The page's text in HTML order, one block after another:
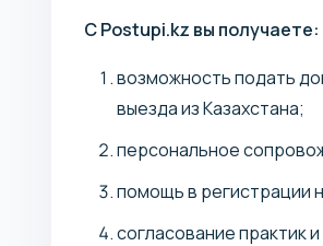
C Postupi.kz вы получаете:
возможность подать
выезда из Казахстана;
персональное
помощь в регистрации
согласование практик